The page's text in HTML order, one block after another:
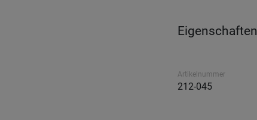
Eigenschaften
Artikelnummer
212-045